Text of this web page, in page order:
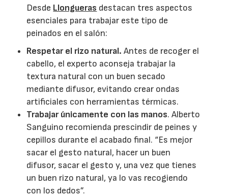
Desde Llongueras destacan tres aspectos
esenciales para trabajar este tipo de
peinados en el salón:
Respetar el rizo natural. Antes de recoger el
cabello, el experto aconseja trabajar la
textura natural con un buen secado
mediante difusor, evitando crear ondas
artificiales con herramientas térmicas.
Trabajar únicamente con las manos. Alberto
Sanguino recomienda prescindir de peines y
cepillos durante el acabado final. “Es mejor
sacar el gesto natural, hacer un buen
difusor, sacar el gesto y, una vez que tienes
un buen rizo natural, ya lo vas recogiendo
con los dedos”.